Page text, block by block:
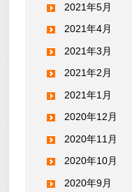
2021年5月
2021年4月
2021年3月
2021年2月
2021年1月
2020年12月
2020年11月
2020年10月
2020年9月